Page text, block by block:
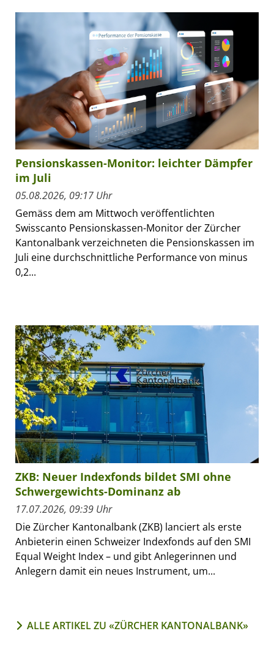
Pensionskassen-Monitor: leichter Dämpfer
im Juli
05.08.2026, 09:17 Uhr
Gemäss dem am Mittwoch veröffentlichten
Swisscanto Pensionskassen-Monitor der Zürcher
Kantonalbank verzeichneten die Pensionskassen im
Juli eine durchschnittliche Performance von minus
0,2...
ZKB: Neuer Indexfonds bildet SMI ohne
Schwergewichts-Dominanz ab
17.07.2026, 09:39 Uhr
Die Zürcher Kantonalbank (ZKB) lanciert als erste
Anbieterin einen Schweizer Indexfonds auf den SMI
Equal Weight Index – und gibt Anlegerinnen und
Anlegern damit ein neues Instrument, um...
ALLE ARTIKEL ZU «ZÜRCHER KANTONALBANK»